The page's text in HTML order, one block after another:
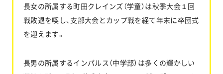
長女の所属する町田クレインズ（学童）は秋季大会１回
戦敗退を喫し、支部大会とカップ戦を経て年末に卒団式
を迎えます。
長男の所属するインパルス（中学部）は多くの輝かしい
協力業者公募